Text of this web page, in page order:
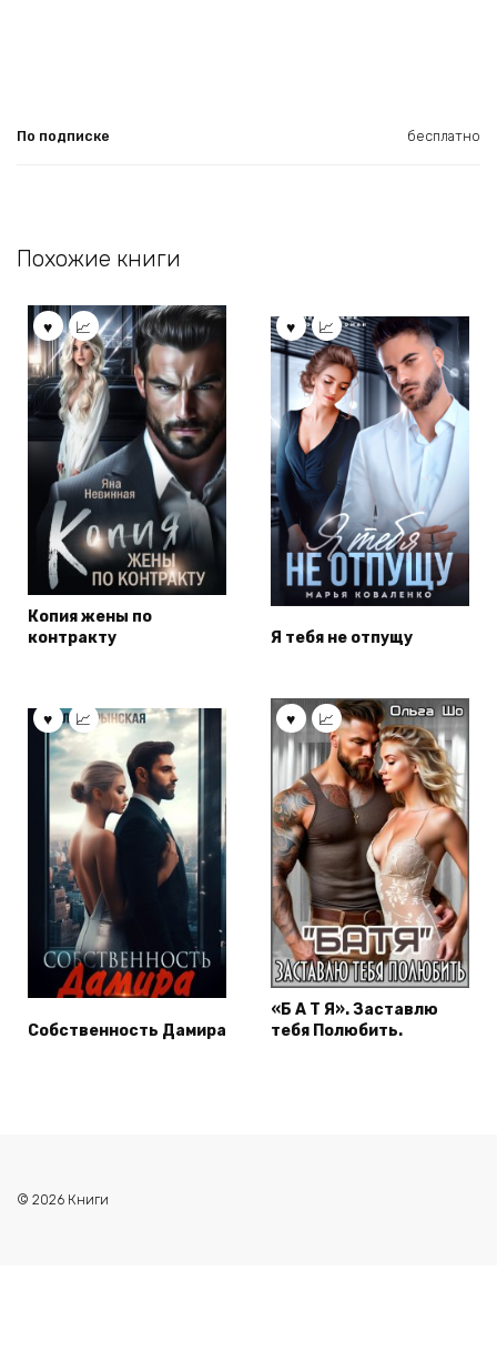
По подписке бесплатно
Похожие книги
Копия жены по
контракту
Я тебя не отпущу
Собственность Дамира
«Б А Т Я». Заставлю
тебя Полюбить.
© 2026 Книги